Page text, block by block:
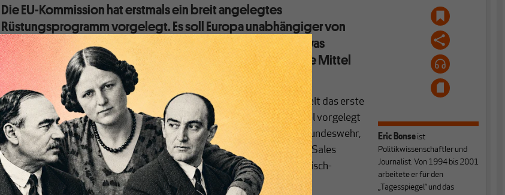
Die EU-Kommission hat erstmals ein breit angelegtes
Rüstungsprogramm vorgelegt. Es soll Europa unabhängiger von
den USA machen und der Kriegswirtschaft in Russland etwas
entgegensetzen. Doch die Ziele sind widersprüchlich, die Mittel
fragwürdig. Sogar die rechtliche Basis ist umstritten.
Die Zeitenwende ist in Brüssel angekommen. Diesen Eindruck vermittelt das erste
breit angelegte Rüstungsprogramm, das die EU-Kommission in Brüssel vorgelegt
hat. Es erinnert nicht nur an das deutsche „Sondervermögen“ für die Bundeswehr,
sondern auch an amerikanische Vorbilder wie das US Foreign Military Sales
Verfahren (FMS). Sogar von der Schaffung eines europäischen militärisch-
industriellen Komplexes ist die Rede.
Eric Bonseist
Politikwissenschaftler und
Journalist. Von 1994 bis 2001
arbeitete er für den
„Tagesspiegel“ und das